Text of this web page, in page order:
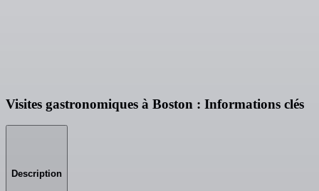
Visites gastronomiques à Boston : Informations clés
Description